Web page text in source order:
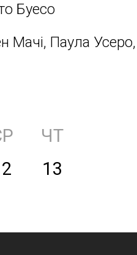
Буесо
Мачі, Паула
ЧТ
13